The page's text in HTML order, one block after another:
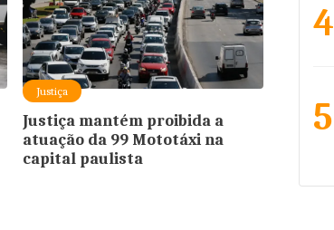
Justiça
Justiça mantém proibida a
atuação da 99 Mototáxi na
capital paulista
4
5